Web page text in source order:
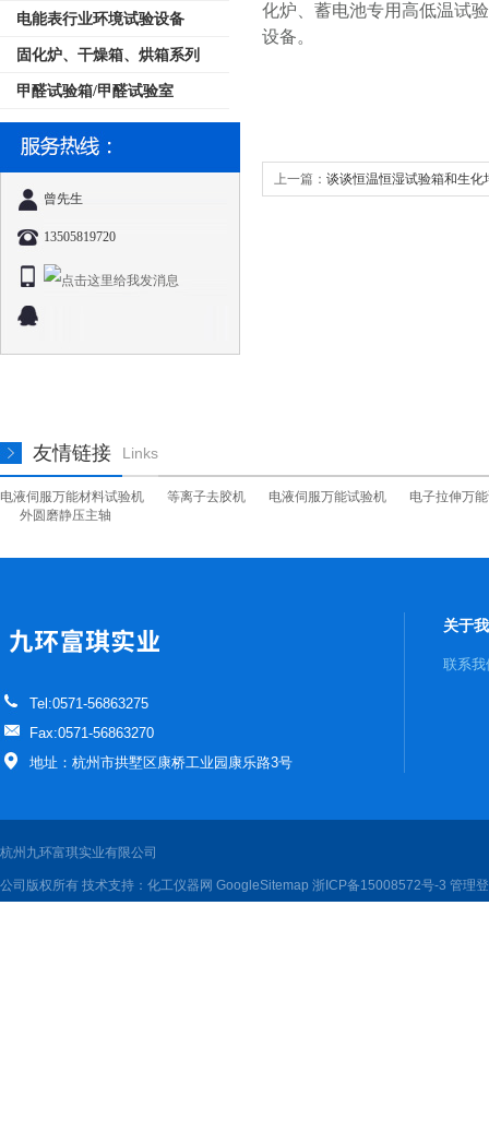
电能表行业环境试验设备
固化炉、干燥箱、烘箱系列
甲醛试验箱/甲醛试验室
曾先生
13505819720
化炉、蓄电池专用高低温试
设备。
上一篇： 谈谈恒温恒湿试验箱和生化
友情链接 Links
电液伺服万能材料试验机 等离子去胶机 电液伺服万能试验机
电子拉伸万
外圆磨静压主轴
Tel:0571-56863275
Fax:0571-56863270
地址：杭州市拱墅区康桥工业园康乐路3号
关于
联系我
杭州九环富琪实业有限公司
公司版权所有 技术支持： 化工仪器网 GoogleSitemap 浙ICP备15008572号-3 管理